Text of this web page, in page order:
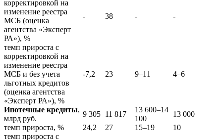
корректировкой на
изменение реестра
МСБ (оценка
агентства «Эксперт
РА»), %
- 38 - -
темп прироста с
корректировкой на
изменение реестра
МСБ и без учета
льготных кредитов
(оценка агентства
«Эксперт РА»), %
-7,2 23 9–11 4–6
Ипотечные кредиты,
млрд руб.
9 305 11 817
13 600–14
100
13 000
темп прироста, %
24,2 27 15–19
10
темп прироста с